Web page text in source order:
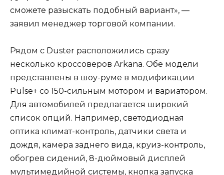
сможете разыскать подобный вариант», —
заявил менеджер торговой компании.
Рядом с Duster расположились сразу
несколько кроссоверов Arkana. Обе модели
представлены в шоу-руме в модификации
Pulse+ со 150-сильным мотором и вариатором.
Для автомобилей предлагается широкий
список опций. Например, светодиодная
оптика климат-контроль, датчики света и
дождя, камера заднего вида, круиз-контроль,
обогрев сидений, 8-дюймовый дисплей
мультимедийной системы, кнопка запуска